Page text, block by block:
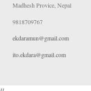
Madhesh Provice, Nepal
9818709767
ekdaramun@gmail.com
ito.ekdara@gmail.com